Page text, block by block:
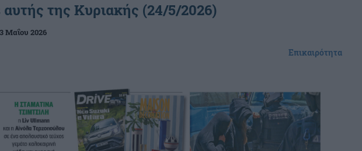
της Κυριακής (24/5/2026)
Μαΐου 2026
Επικαιρότητα